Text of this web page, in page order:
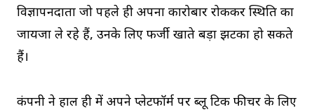
विज्ञापनदाता जो पहले ही अपना कारोबार रोककर स्थिति का
जायजा ले रहे हैं, उनके लिए फर्जी खाते बड़ा झटका हो सकते
हैं।
कंपनी ने हाल ही में अपने प्लेटफॉर्म पर ब्लू टिक फीचर के लिए